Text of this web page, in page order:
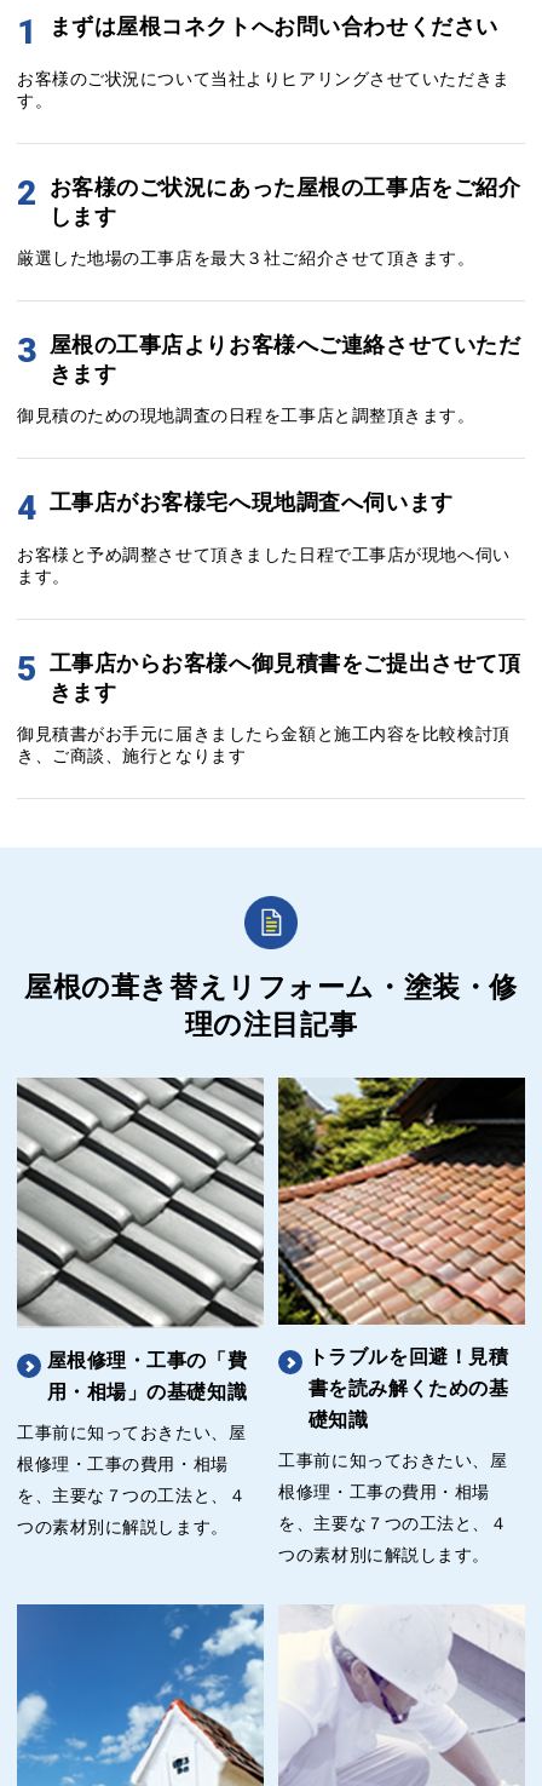
1 まずは屋根コネクトへお問い合わせください
お客様のご状況について当社よりヒアリングさせていただきま
す。
2
お客様のご状況にあった屋根の工事店をご紹介
します
厳選した地場の工事店を最大３社ご紹介させて頂きます。
3 屋根の工事店よりお客様へご連絡させていただ
きます
御見積のための現地調査の日程を工事店と調整頂きます。
4 工事店がお客様宅へ現地調査へ伺います
お客様と予め調整させて頂きました日程で工事店が現地へ伺い
ます。
5 工事店からお客様へ御見積書をご提出させて頂
きます
御見積書がお手元に届きましたら金額と施工内容を比較検討頂
き、ご商談、施行となります
屋根の葺き替えリフォーム・塗装・修
理の注目記事
屋根修理・工事の「費
用・相場」の基礎知識
工事前に知っておきたい、屋
根修理・工事の費用・相場
を、主要な７つの工法と、４
つの素材別に解説します。
トラブルを回避！見積
書を読み解くための基
礎知識
工事前に知っておきたい、屋
根修理・工事の費用・相場
を、主要な７つの工法と、４
つの素材別に解説します。